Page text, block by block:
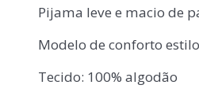
Pijama leve e macio de
Modelo de conforto
Tecido: 100% algodão